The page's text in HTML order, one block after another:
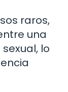
raros,
una
lo